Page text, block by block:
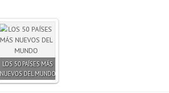
LOS 50 PAÍSES MÁS
NUEVOS DEL MUNDO